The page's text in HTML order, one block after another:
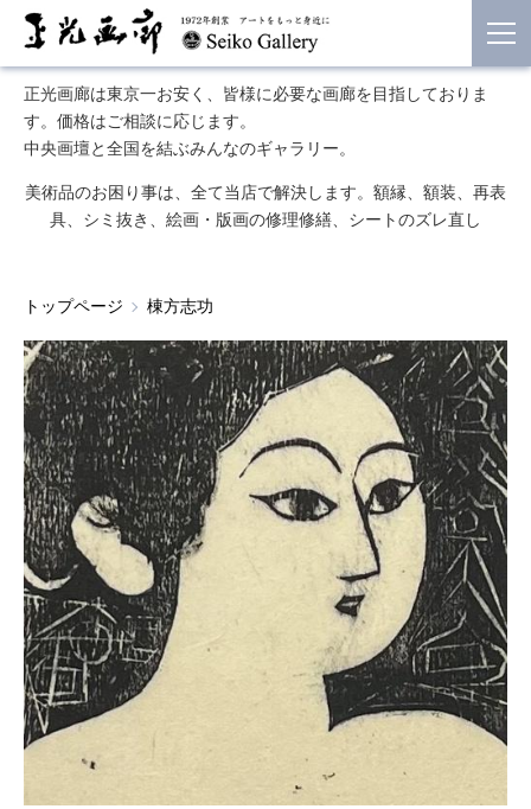
正光画廊は東京一お安く、皆様に必要な画廊を目指しておりま
す。価格はご相談に応じます。
中央画壇と全国を結ぶみんなのギャラリー。
美術品のお困り事は、全て当店で解決します。額縁、額装、再表
具、シミ抜き、絵画・版画の修理修繕、シートのズレ直し
トップページ 棟方志功